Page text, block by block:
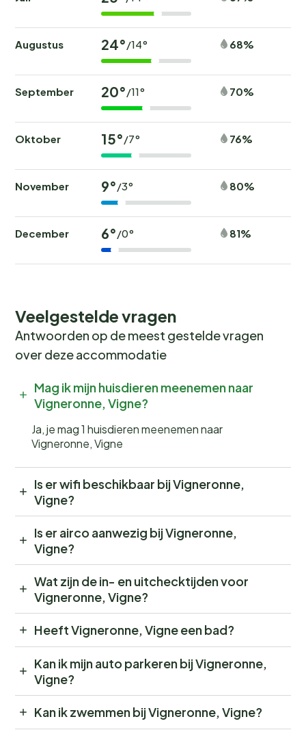
Augustus 24°/14° 68%
September 20°/11° 70%
Oktober 15°/7° 76%
November 9°/3° 80%
December 6°/0° 81%
Veelgestelde vragen
Antwoorden op de meest gestelde vragen
over deze accommodatie
Mag ik mijn huisdieren meenemen naar
Vigneronne, Vigne?
Ja, je mag 1 huisdieren meenemen naar
Vigneronne, Vigne
Is er wifi beschikbaar bij Vigneronne,
Vigne?
Is er airco aanwezig bij Vigneronne,
Vigne?
Wat zijn de in- en uitchecktijden voor
Vigneronne, Vigne?
Heeft Vigneronne, Vigne een bad?
Kan ik mijn auto parkeren bij Vigneronne,
Vigne?
Kan ik zwemmen bij Vigneronne, Vigne?